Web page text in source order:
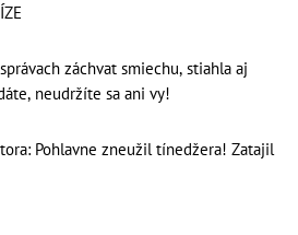
záchvat smiechu, stiahla aj
neudržíte sa ani vy!
Pohlavne zneužil tínedžera! Zatajil